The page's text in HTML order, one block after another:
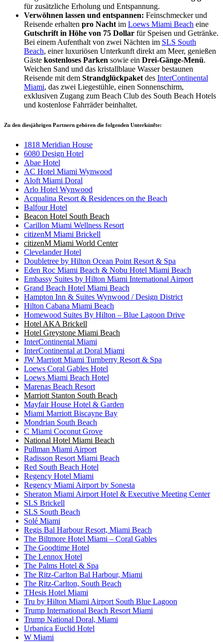
für zusätzliche Erholung und Entspannung.
Verwöhnen lassen und entspannen: Feinschmecker und
Reisende erhalten pro Nacht im Loews Miami Beach eine
Gutschrift in Höhe von 75 Dollar für Speisen und Getränke.
Bei einem Aufenthalt von zwei Nächten im SLS South
Beach, einer luxuriösen Unterkunft direkt am Meer, genießen
Gäste kostenloses Parken sowie ein Drei-Gänge-Menü.
Weichen Sand und das kristallblaue Wasser bestaunen
Reisende mit dem Strandglückpaket des InterContinental
Miami, das zwei Liegestühle, einen Sonnenschirm,
exklusiven Zugang zum Beach Club des South Beach Hotels
und kostenlose Fahrräder beinhaltet.
Zu den diesjährigen Partnern gehören die folgenden Unterkünfte:
1818 Meridian House
6080 Design Hotel
Abae Hotel
AC Hotel Miami Wynwood
Aloft Miami Doral
Arlo Hotel Wynwood
Acqualina Resort & Residences on the Beach
Balfour Hotel
Beacon Hotel South Beach
Carillon Miami Wellness Resort
citizenM Miami Brickell
citizenM Miami World Center
Clevelander Hotel
Doubletree by Hilton Ocean Point Resort & Spa
Eden Roc Miami Beach & Nobu Hotel Miami Beach
Embassy Suites by Hilton Miami International Airport
Grand Beach Hotel Miami Beach
Hampton Inn & Suites Wynwood / Design District
Hilton Cabana Miami Beach
Homewood Suites By Hilton – Blue Lagoon Drive
Hotel AKA Brickell
Hotel Greystone Miami Beach
InterContinental Miami
InterContinental at Doral Miami
JW Marriott Miami Turnberry Resort & Spa
Loews Coral Gables Hotel
Loews Miami Beach Hotel
Marenas Beach Resort
Marriott Stanton South Beach
Mayfair House Hotel & Garden
Miami Marriott Biscayne Bay
Mondrian South Beach
C Miami Coconut Grove
National Hotel Miami Beach
Pullman Miami Airport
Radisson Resort Miami Beach
Red South Beach Hotel
Regency Hotel Miami
Regency Miami Airport by Sonesta
Sheraton Miami Airport Hotel & Executive Meeting Center
SLS Brickell
SLS South Beach
Solé Miami
Regis Bal Harbour Resort, Miami Beach
The Biltmore Hotel Miami – Coral Gables
The Goodtime Hotel
The Lennox Hotel
The Palms Hotel & Spa
The Ritz-Carlton Bal Harbour, Miami
The Ritz-Carlton, South Beach
THesis Hotel Miami
Tru by Hilton Miami Airport South Blue Lagoon
Trump International Beach Resort Miami
Trump National Doral, Miami
Urbanica Euclid Hotel
W Miami